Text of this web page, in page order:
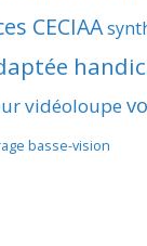
CECIAA
vidéoloupe
basse-vision